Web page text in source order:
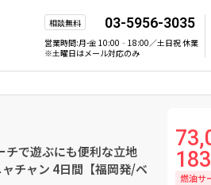
相談無料 03-5956-3035
営業時間:月-金 10:00‐18:00／土日祝 休業
※土曜日はメール対応のみ
チで遊ぶにも便利な立地
チャン 4日間【福岡発/ベ
燃油サ